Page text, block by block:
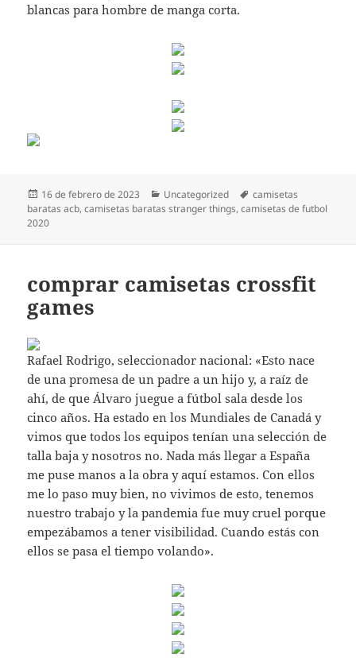
blancas para hombre de manga corta.
Publicado
el
16 de febrero de 2023 Categorías
Uncategorized Etiquetas
camisetas
baratas acb,camisetas baratas stranger things,camisetas de futbol
2020
comprar camisetas crossfit
games
Rafael Rodrigo, seleccionador nacional: «Esto nace
de una promesa de un padre a un hijo y, a raíz de
ahí, de que Álvaro juegue a fútbol sala desde los
cinco años. Ha estado en los Mundiales de Canadá y
vimos que todos los equipos tenían una selección de
talla baja y nosotros no. Nada más llegar a España
me puse manos a la obra y aquí estamos. Con ellos
me lo paso muy bien, no vivimos de esto, tenemos
nuestro trabajo y la pandemia fue muy cruel porque
empezábamos a tener visibilidad. Cuando estás con
ellos se pasa el tiempo volando».